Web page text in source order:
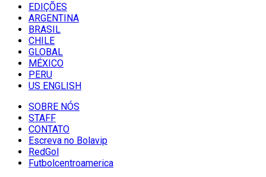
EDIÇÕES
ARGENTINA
BRASIL
CHILE
GLOBAL
MÉXICO
PERU
US ENGLISH
SOBRE NÓS
STAFF
CONTATO
Escreva no Bolavip
RedGol
Futbolcentroamerica